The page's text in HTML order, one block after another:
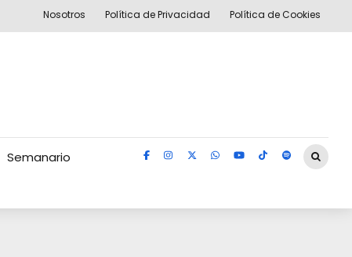
Nosotros Política de Privacidad Política de Cookies
Semanario